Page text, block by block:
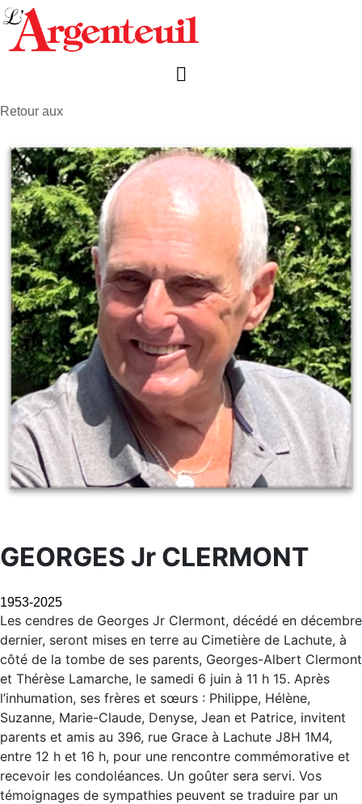
Retour aux
GEORGES Jr CLERMONT
1953-2025
Les cendres de Georges Jr Clermont, décédé en décembre
dernier, seront mises en terre au Cimetière de Lachute, à
côté de la tombe de ses parents, Georges-Albert Clermont
et Thérèse Lamarche, le samedi 6 juin à 11 h 15. Après
l’inhumation, ses frères et sœurs : Philippe, Hélène,
Suzanne, Marie-Claude, Denyse, Jean et Patrice, invitent
parents et amis au 396, rue Grace à Lachute J8H 1M4,
entre 12 h et 16 h, pour une rencontre commémorative et
recevoir les condoléances. Un goûter sera servi. Vos
témoignages de sympathies peuvent se traduire par un